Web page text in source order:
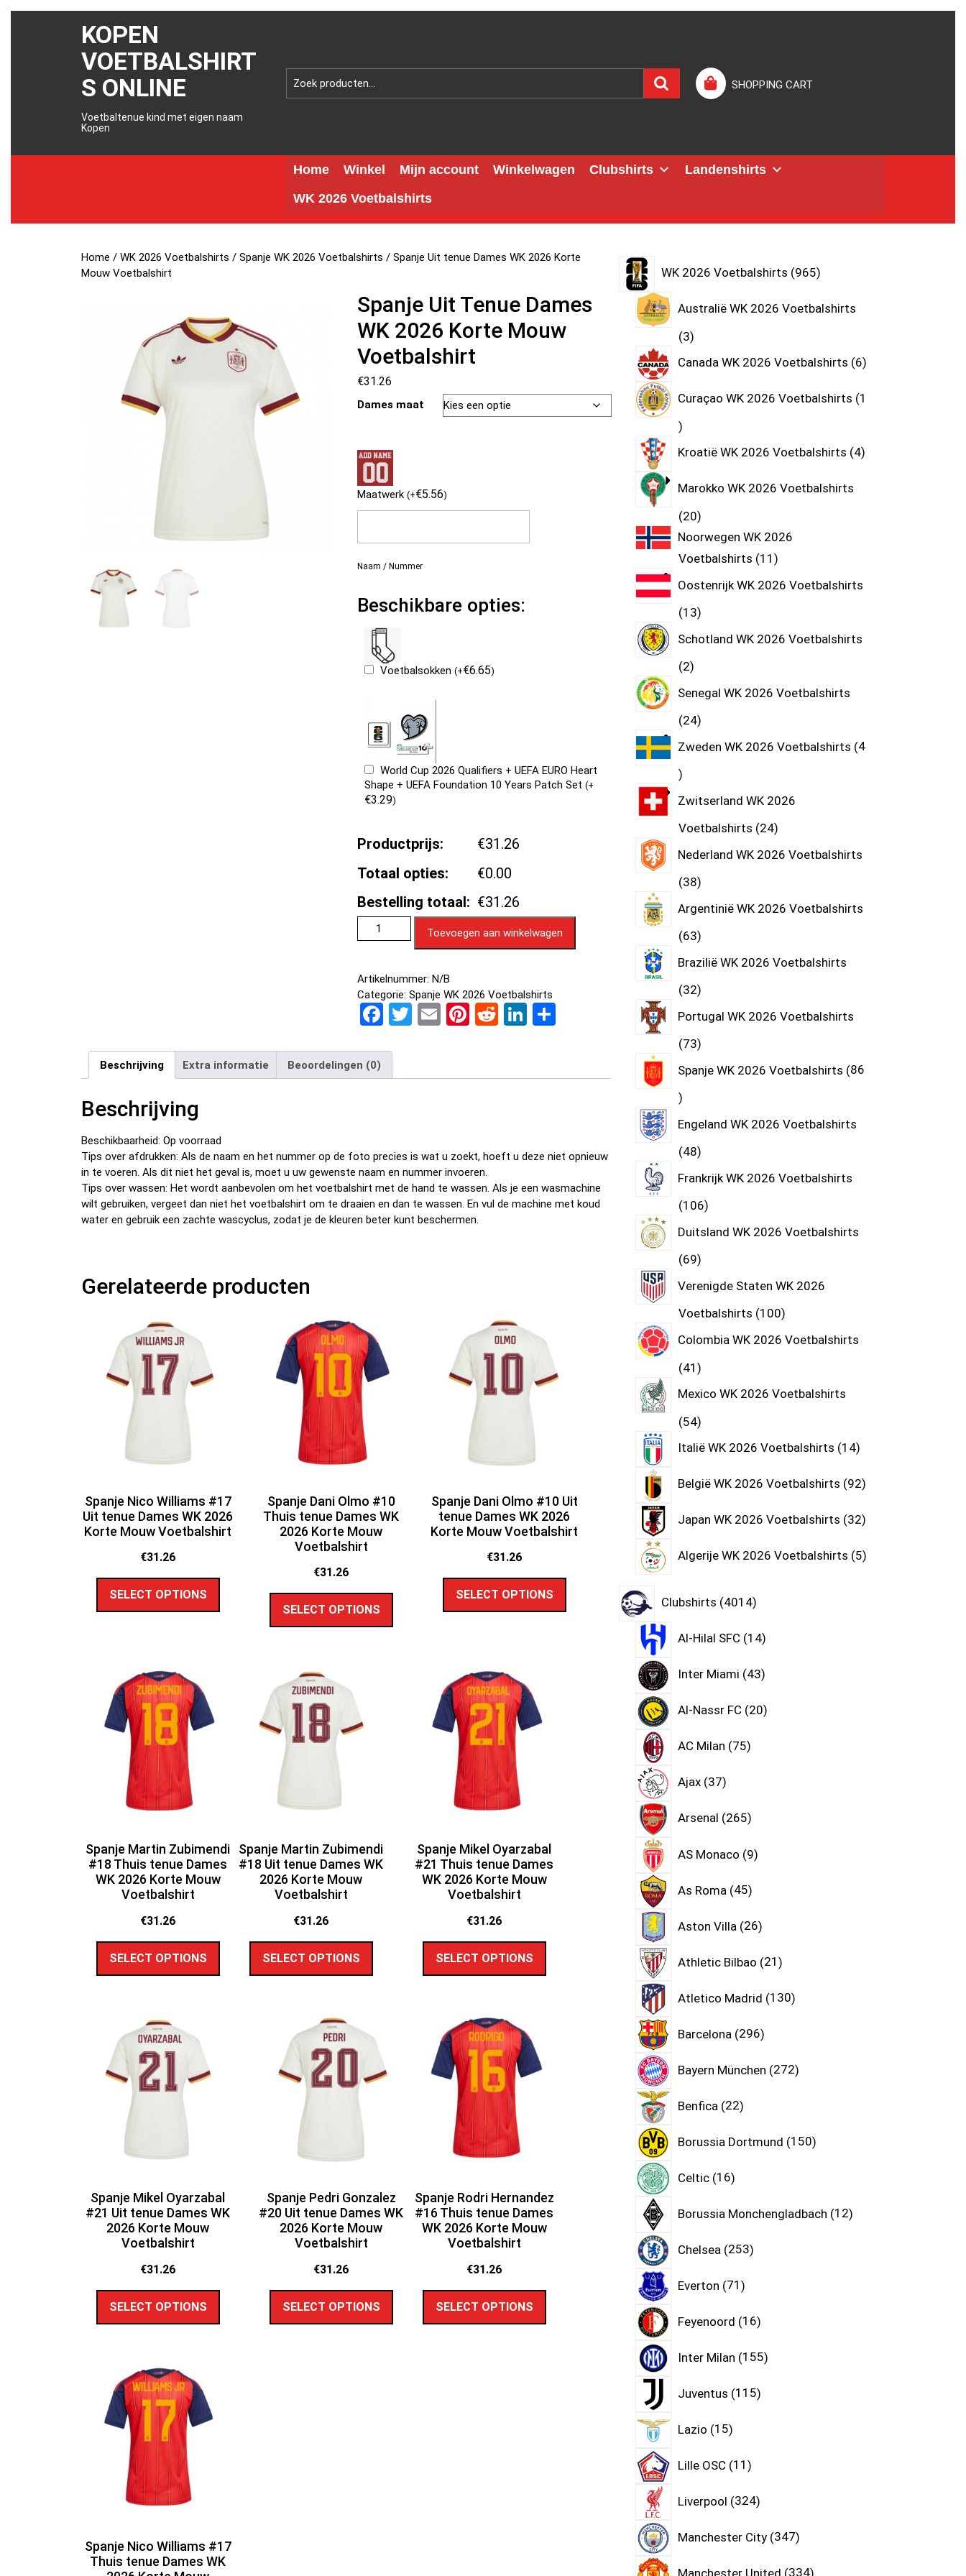
KOPEN
VOETBALSHIRT
S ONLINE
Voetbaltenue kind met eigen naam
Kopen
SHOPPING CART
Home Winkel Mijn account Winkelwagen Clubshirts
Landenshirts
WK 2026 Voetbalshirts
Home /WK 2026 Voetbalshirts /Spanje WK 2026 Voetbalshirts / Spanje Uit tenue Dames WK 2026 Korte
Mouw Voetbalshirt
Spanje Uit Tenue Dames
WK 2026 Korte Mouw
Voetbalshirt
€31.26
Dames maat
Maatwerk (+€5.56)
Naam / Nummer
Beschikbare opties:
Voetbalsokken (+€6.65)
World Cup 2026 Qualifiers + UEFA EURO Heart
Shape + UEFA Foundation 10 Years Patch Set (+
€3.29)
Productprijs:
€31.26
Totaal opties:
€0.00
Bestelling totaal: €31.26
Toevoegen aan winkelwagen
Artikelnummer: N/B
Categorie: Spanje WK 2026 Voetbalshirts
F
ce
b
k
T
er
E Pi
es
R
di
Li
dI
D
n
Beschrijving Extra informatie Beoordelingen (0)
Beschrijving
Beschikbaarheid: Op voorraad
Tips over afdrukken: Als de naam en het nummer op de foto precies is wat u zoekt, hoeft u deze niet opnieuw
in te voeren. Als dit niet het geval is, moet u uw gewenste naam en nummer invoeren.
Tips over wassen: Het wordt aanbevolen om het voetbalshirt met de hand te wassen. Als je een wasmachine
wilt gebruiken, vergeet dan niet het voetbalshirt om te draaien en dan te wassen. En vul de machine met koud
water en gebruik een zachte wascyclus, zodat je de kleuren beter kunt beschermen.
Gerelateerde producten
Spanje Nico Williams #17
Uit tenue Dames WK 2026
Korte Mouw Voetbalshirt
€31.26
SELECT OPTIONS
Spanje Dani Olmo #10
Thuis tenue Dames WK
2026 Korte Mouw
Voetbalshirt
€31.26
SELECT OPTIONS
Spanje Dani Olmo #10 Uit
tenue Dames WK 2026
Korte Mouw Voetbalshirt
€31.26
SELECT OPTIONS
Spanje Martin Zubimendi
#18 Thuis tenue Dames
WK 2026 Korte Mouw
Voetbalshirt
€31.26
SELECT OPTIONS
Spanje Martin Zubimendi
#18 Uit tenue Dames WK
2026 Korte Mouw
Voetbalshirt
€31.26
SELECT OPTIONS
Spanje Mikel Oyarzabal
#21 Thuis tenue Dames
WK 2026 Korte Mouw
Voetbalshirt
€31.26
SELECT OPTIONS
Spanje Mikel Oyarzabal
#21 Uit tenue Dames WK
2026 Korte Mouw
Voetbalshirt
€31.26
SELECT OPTIONS
Spanje Pedri Gonzalez
#20 Uit tenue Dames WK
2026 Korte Mouw
Voetbalshirt
€31.26
SELECT OPTIONS
Spanje Rodri Hernandez
#16 Thuis tenue Dames
WK 2026 Korte Mouw
Voetbalshirt
€31.26
SELECT OPTIONS
Spanje Nico Williams #17
Thuis tenue Dames WK
WK 2026 Voetbalshirts 965
Australië WK 2026 Voetbalshirts
3
Canada WK 2026 Voetbalshirts 6
Curaçao WK 2026 Voetbalshirts 1
Kroatië WK 2026 Voetbalshirts 4
Marokko WK 2026 Voetbalshirts
20
Noorwegen WK 2026
Voetbalshirts 11
Oostenrijk WK 2026 Voetbalshirts
13
Schotland WK 2026 Voetbalshirts
2
Senegal WK 2026 Voetbalshirts
24
Zweden WK 2026 Voetbalshirts 4
Zwitserland WK 2026
Voetbalshirts 24
Nederland WK 2026 Voetbalshirts
38
Argentinië WK 2026 Voetbalshirts
63
Brazilië WK 2026 Voetbalshirts
32
Portugal WK 2026 Voetbalshirts
73
Spanje WK 2026 Voetbalshirts 86
Engeland WK 2026 Voetbalshirts
48
Frankrijk WK 2026 Voetbalshirts
106
Duitsland WK 2026 Voetbalshirts
69
Verenigde Staten WK 2026
Voetbalshirts 100
Colombia WK 2026 Voetbalshirts
41
Mexico WK 2026 Voetbalshirts
54
Italië WK 2026 Voetbalshirts 14
België WK 2026 Voetbalshirts 92
Japan WK 2026 Voetbalshirts 32
Algerije WK 2026 Voetbalshirts 5
Clubshirts 4014
Al-Hilal SFC 14
Inter Miami 43
Al-Nassr FC 20
AC Milan 75
Ajax 37
Arsenal 265
AS Monaco 9
As Roma 45
Aston Villa 26
Athletic Bilbao 21
Atletico Madrid 130
Barcelona 296
Bayern München 272
Benfica 22
Borussia Dortmund 150
Celtic 16
Borussia Monchengladbach 12
Chelsea 253
Everton 71
Feyenoord 16
Inter Milan 155
Juventus 115
Lazio 15
Lille OSC 11
Liverpool 324
Manchester City 347
Manchester United 334